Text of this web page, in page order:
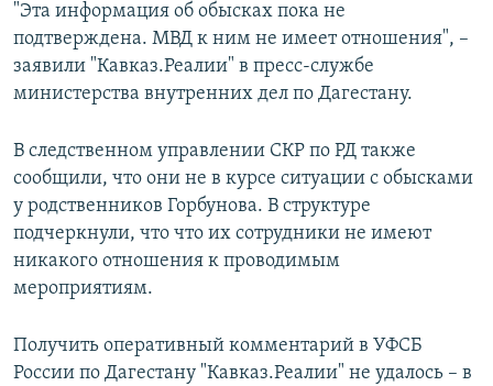
"Эта информация об обысках пока не
подтверждена. МВД к ним не имеет отношения", –
заявили "Кавказ.Реалии" в пресс-службе
министерства внутренних дел по Дагестану.
В следственном управлении СКР по РД также
сообщили, что они не в курсе ситуации с обысками
у родственников Горбунова. В структуре
подчеркнули, что что их сотрудники не имеют
никакого отношения к проводимым
мероприятиям.
Получить оперативный комментарий в УФСБ
России по Дагестану "Кавказ.Реалии" не удалось – в